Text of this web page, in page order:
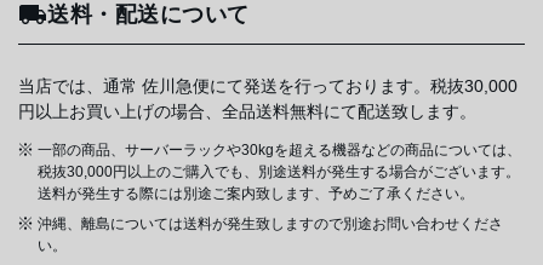
送料・配送について
当店では、通常 佐川急便にて発送を行っております。税抜30,000
円以上お買い上げの場合、全品送料無料にて配送致します。
一部の商品、サーバーラックや30kgを超える機器などの商品については、
税抜30,000円以上のご購入でも、別途送料が発生する場合がございます。
送料が発生する際には別途ご案内致します、予めご了承ください。
沖縄、離島については送料が発生致しますので別途お問い合わせくださ
い。